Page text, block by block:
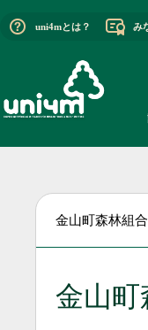
uni4mとは？ み
金山町森林組合
金山町